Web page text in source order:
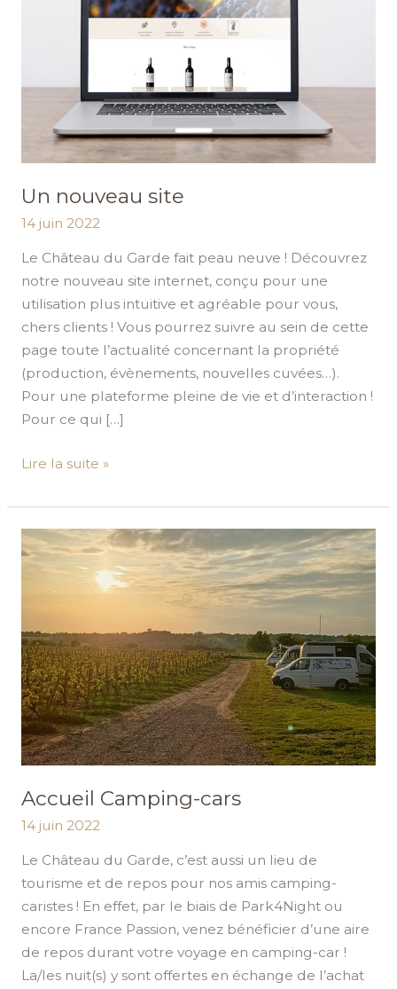
Un nouveau site
14 juin 2022
Le Château du Garde fait peau neuve ! Découvrez
notre nouveau site internet, conçu pour une
utilisation plus intuitive et agréable pour vous,
chers clients ! Vous pourrez suivre au sein de cette
page toute l’actualité concernant la propriété
(production, évènements, nouvelles cuvées…).
Pour une plateforme pleine de vie et d’interaction !
Pour ce qui […]
Lire la suite »
Accueil Camping-cars
14 juin 2022
Le Château du Garde, c’est aussi un lieu de
tourisme et de repos pour nos amis camping-
caristes ! En effet, par le biais de Park4Night ou
encore France Passion, venez bénéficier d’une aire
de repos durant votre voyage en camping-car !
La/les nuit(s) y sont offertes en échange de l’achat
Accueil
Camping-